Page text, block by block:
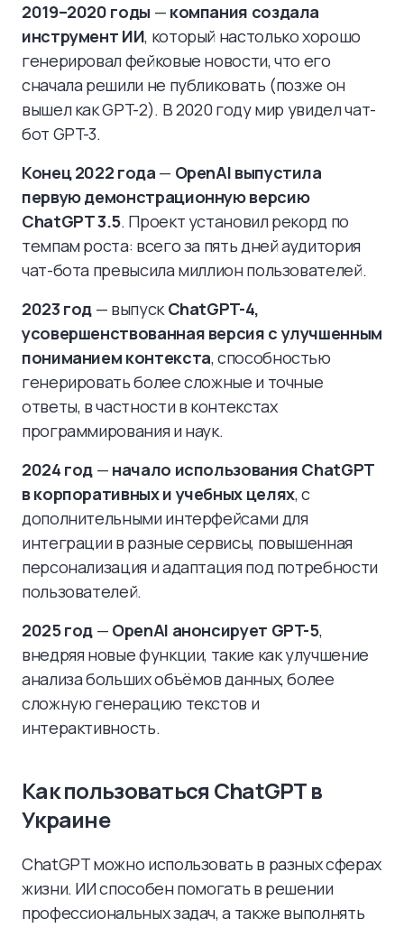
2019–2020 годы — компания создала
инструмент ИИ, который настолько хорошо
генерировал фейковые новости, что его
сначала решили не публиковать (позже он
вышел как GPT-2). В 2020 году мир увидел чат-
бот GPT-3.
Конец 2022 года — OpenAI выпустила
первую демонстрационную версию
ChatGPT 3.5. Проект установил рекорд по
темпам роста: всего за пять дней аудитория
чат-бота превысила миллион пользователей.
2023 год — выпускChatGPT-4,
усовершенствованная версия с улучшенным
пониманием контекста, способностью
генерировать более сложные и точные
ответы, в частности в контекстах
программирования и наук.
2024 год — начало использования ChatGPT
в корпоративных и учебных целях, с
дополнительными интерфейсами для
интеграции в разные сервисы, повышенная
персонализация и адаптация под потребности
пользователей.
2025 год — OpenAI анонсирует GPT-5,
внедряя новые функции, такие как улучшение
анализа больших объёмов данных, более
сложную генерацию текстов и
интерактивность.
Как пользоваться ChatGPT в
Украине
ChatGPT можно использовать в разных сферах
жизни. ИИ способен помогать в решении
профессиональных задач, а также выполнять